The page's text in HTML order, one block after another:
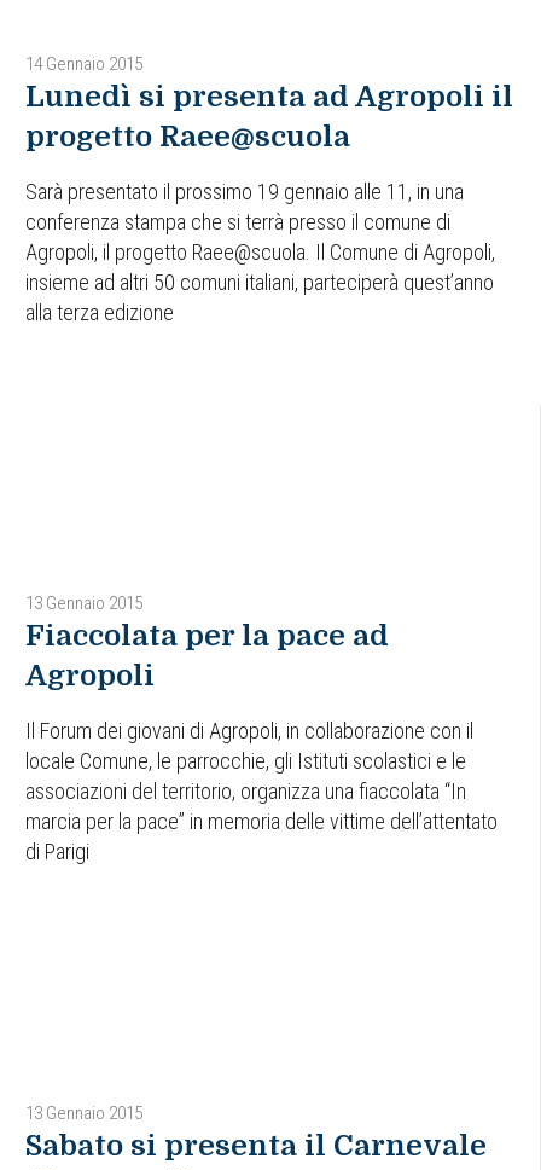
14 Gennaio 2015
Lunedì si presenta ad Agropoli il
progetto Raee@scuola
Sarà presentato il prossimo 19 gennaio alle 11, in una
conferenza stampa che si terrà presso il comune di
Agropoli, il progetto Raee@scuola. Il Comune di Agropoli,
insieme ad altri 50 comuni italiani, parteciperà quest’anno
alla terza edizione
13 Gennaio 2015
Fiaccolata per la pace ad
Agropoli
Il Forum dei giovani di Agropoli, in collaborazione con il
locale Comune, le parrocchie, gli Istituti scolastici e le
associazioni del territorio, organizza una fiaccolata “In
marcia per la pace” in memoria delle vittime dell’attentato
di Parigi
13 Gennaio 2015
Sabato si presenta il Carnevale